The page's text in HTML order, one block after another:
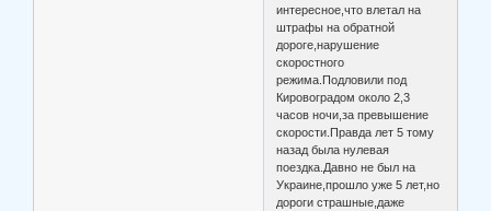
интересное,что влетал на
штрафы на обратной
дороге,нарушение
скоростного
режима.Подловили под
Кировоградом около 2,3
часов ночи,за превышение
скорости.Правда лет 5 тому
назад была нулевая
поездка.Давно не был на
Украине,прошло уже 5 лет,но
дороги страшные,даже